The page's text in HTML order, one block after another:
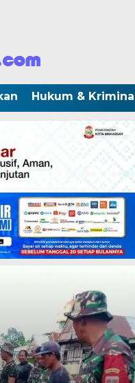
Hukum &